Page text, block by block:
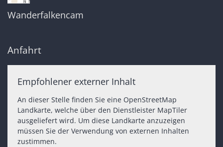
Wanderfalkencam
Anfahrt
Empfohlener externer Inhalt
An dieser Stelle finden Sie eine OpenStreetMap
Landkarte, welche über den Dienstleister MapTiler
ausgeliefert wird. Um diese Landkarte anzuzeigen
müssen Sie der Verwendung von externen Inhalten
zustimmen.